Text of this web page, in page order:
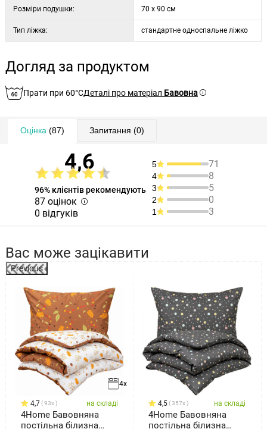
Розміри подушки: 70 x 90 см
Тип ліжка: стандартне односпальне ліжко
Догляд за продуктом
Прати при 60°CДеталі про матеріал Бавовна
Оцінка (87) Запитання (0)
4,6
96% клієнтів рекомендують
87 оцінок
0 відгуків
5 71
4 8
3 5
2 0
1 3
Вас може зацікавити
Previous
4x
4,7 93x на складі
4Home Бавовняна
постільна білизна
4,5 357x на складі
4Home Бавовняна
постільна білизна